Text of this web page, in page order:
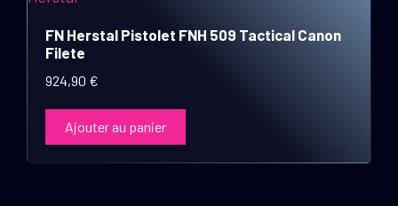
FN Herstal Pistolet FNH 509 Tactical Canon
Filete
924,90 €
Ajouter au panier